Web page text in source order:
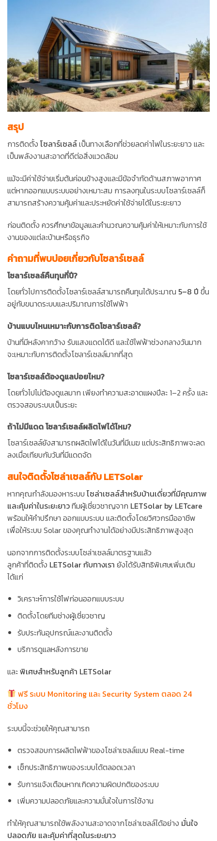
สรุป
การติดตั้ง โซลาร์เซลล์เป็นทางเลือกที่ช่วยลดค่าไฟในระยะยาว และ
เป็นพลังงานสะอาดที่ดีต่อสิ่งแวดล้อม
แม้จะมีค่าใช้จ่ายเริ่มต้นค่อนข้างสูงและมีข้อจำกัดด้านสภาพอากาศ
แต่หากออกแบบระบบอย่างเหมาะสม การลงทุนในระบบโซลาร์เซลล์ก็
สามารถสร้างความคุ้มค่าและประหยัดค่าใช้จ่ายได้ในระยะยาว
ก่อนติดตั้ง ควรศึกษาข้อมูลและคำนวณความคุ้มค่าให้เหมาะกับการใช้
งานของแต่ละบ้านหรือธุรกิจ
คำถามที่พบบ่อยเกี่ยวกับโซลาร์เซลล์
โซลาร์เซลล์คืนทุนกี่ปี?
โดยทั่วไปการติดตั้งโซลาร์เซลล์สามารถคืนทุนได้ประมาณ 5–8 ปี ขึ้น
อยู่กับขนาดระบบและปริมาณการใช้ไฟฟ้า
บ้านแบบไหนเหมาะกับการติดโซลาร์เซลล์?
บ้านที่มีหลังคากว้าง รับแสงแดดได้ดี และใช้ไฟฟ้าช่วงกลางวันมาก
จะเหมาะกับการติดตั้งโซลาร์เซลล์มากที่สุด
โซลาร์เซลล์ต้องดูแลบ่อยไหม?
โดยทั่วไปไม่ต้องดูแลมาก เพียงทำความสะอาดแผงปีละ 1–2 ครั้ง และ
ตรวจสอบระบบเป็นระยะ
ถ้าไม่มีแดด โซลาร์เซลล์ผลิตไฟได้ไหม?
โซลาร์เซลล์ยังสามารถผลิตไฟได้ในวันที่มีเมฆ แต่ประสิทธิภาพจะลด
ลงเมื่อเทียบกับวันที่มีแดดจัด
สนใจติดตั้งโซล่าเซลล์กับ LETSolar
หากคุณกำลังมองหาระบบ โซล่าเซลล์สำหรับบ้านเดี่ยวที่มีคุณภาพ
และคุ้มค่าในระยะยาวทีมผู้เชี่ยวชาญจาก LETSolar by LETcare
พร้อมให้คำปรึกษา ออกแบบระบบ และติดตั้งโดยวิศวกรมืออาชีพ
เพื่อให้ระบบ Solar ของคุณทำงานได้อย่างมีประสิทธิภาพสูงสุด
นอกจากการติดตั้งระบบโซล่าเซลล์มาตรฐานแล้ว
ลูกค้าที่ติดตั้ง LETSolar กับทางเรา ยังได้รับสิทธิพิเศษเพิ่มเติม
ได้แก่
วิเคราะห์การใช้ไฟก่อนออกแบบระบบ
ติดตั้งโดยทีมช่างผู้เชี่ยวชาญ
รับประกันอุปกรณ์และงานติดตั้ง
บริการดูแลหลังการขาย
และพิเศษสำหรับลูกค้า LETSolar
ฟรี ระบบ Monitoring และ Security System ตลอด 24
ชั่วโมง
ระบบนี้จะช่วยให้คุณสามารถ
ตรวจสอบการผลิตไฟฟ้าของโซล่าเซลล์แบบ Real-time
เช็กประสิทธิภาพของระบบได้ตลอดเวลา
รับการแจ้งเตือนหากเกิดความผิดปกติของระบบ
เพิ่มความปลอดภัยและความมั่นใจในการใช้งาน
ทำให้คุณสามารถใช้พลังงานสะอาดจากโซล่าเซลล์ได้อย่าง มั่นใจ
ปลอดภัย และคุ้มค่าที่สุดในระยะยาว